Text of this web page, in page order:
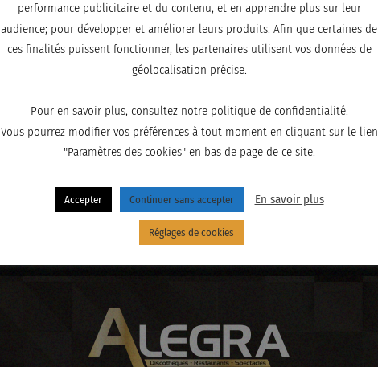
performance publicitaire et du contenu, et en apprendre plus sur leur
audience; pour développer et améliorer leurs produits. Afin que certaines de
ces finalités puissent fonctionner, les partenaires utilisent vos données de
géolocalisation précise.
Pour en savoir plus, consultez notre politique de confidentialité.
Vous pourrez modifier vos préférences à tout moment en cliquant sur le lien
"Paramètres des cookies" en bas de page de ce site.
Accepter Continuer sans accepter En savoir plus
Réglages de cookies